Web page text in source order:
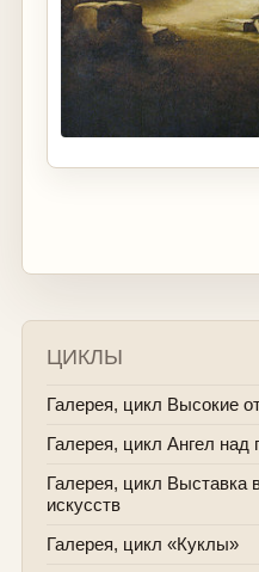
ЦИКЛЫ
Галерея, цикл Высокие
Галерея, цикл Ангел над
Галерея, цикл Выставка
искусств
Галерея, цикл «Куклы»